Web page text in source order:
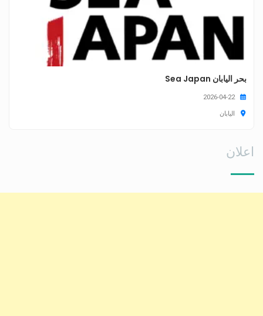
بحر اليابان Sea Japan
2026-04-22
اليابان
اعلان